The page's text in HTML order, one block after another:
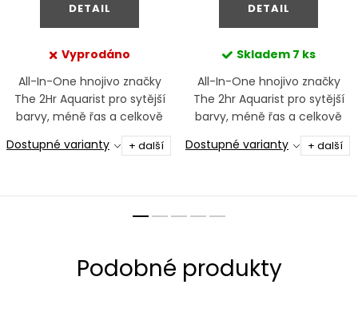
DETAIL
Vyprodáno
All-In-One hnojivo značky
The 2Hr Aquarist pro sytější
barvy, méně řas a celkově
lepší výsledky.
Dostupné varianty + další
DETAIL
Skladem 7 ks
All-In-One hnojivo značky
The 2hr Aquarist pro sytější
barvy, méně řas a celkově
lepší výsledky.
Dostupné varianty + další